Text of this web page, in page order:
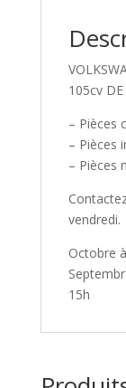
105cv
– Pièces
– Pièces
– Pièces
vendredi.
Octobre
15h